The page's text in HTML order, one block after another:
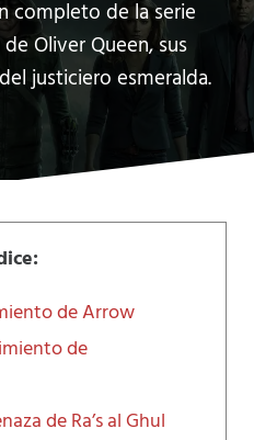
completo de la serie
Oliver Queen, sus
justiciero esmeralda.
de Arrow
de
de Ra’s al Ghul